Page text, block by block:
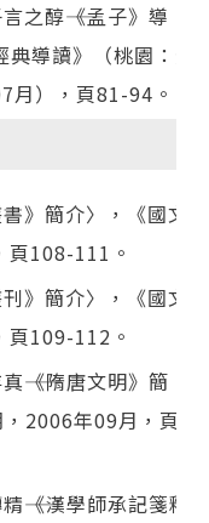
之醇――《孟子》導
典導讀》（桃園：元
月），頁81-94。
》簡介〉，《國文天
108-111。
》簡介〉，《國文天
109-112。
――《隋唐文明》簡
2006年09月，頁
――《漢學師承記箋釋》